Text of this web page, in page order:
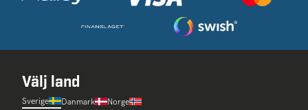
Välj land
Sverige Danmark Norge